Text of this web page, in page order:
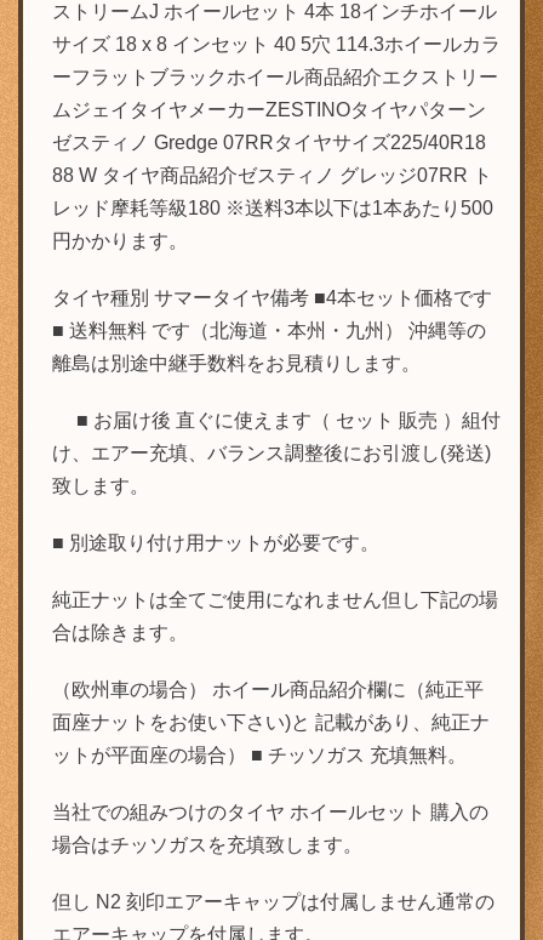
ストリームJ ホイールセット 4本 18インチホイール
サイズ 18 x 8 インセット 40 5穴 114.3ホイールカラ
ーフラットブラックホイール商品紹介エクストリー
ムジェイタイヤメーカーZESTINOタイヤパターン
ゼスティノ Gredge 07RRタイヤサイズ225/40R18
88 W タイヤ商品紹介ゼスティノ グレッジ07RR ト
レッド摩耗等級180 ※送料3本以下は1本あたり500
円かかります。
タイヤ種別 サマータイヤ備考 ■4本セット価格です
■ 送料無料 です（北海道・本州・九州） 沖縄等の
離島は別途中継手数料をお見積りします。
■ お届け後 直ぐに使えます（ セット 販売 ）組付
け、エアー充填、バランス調整後にお引渡し(発送)
致します。
■ 別途取り付け用ナットが必要です。
純正ナットは全てご使用になれません但し下記の場
合は除きます。
（欧州車の場合） ホイール商品紹介欄に（純正平
面座ナットをお使い下さい)と 記載があり、純正ナ
ットが平面座の場合） ■ チッソガス 充填無料。
当社での組みつけのタイヤ ホイールセット 購入の
場合はチッソガスを充填致します。
但し N2 刻印エアーキャップは付属しません通常の
エアーキャップを付属します。